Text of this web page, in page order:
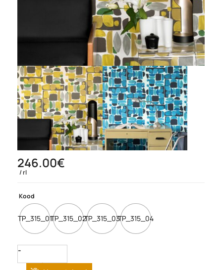
246.00€
rl
Kood
TP_315_01TP_315_02TP_315_03TP_315_04
Quantity